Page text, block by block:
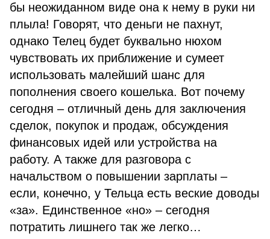
бы неожиданном виде она к нему в руки ни
плыла! Говорят, что деньги не пахнут,
однако Телец будет буквально нюхом
чувствовать их приближение и сумеет
использовать малейший шанс для
пополнения своего кошелька. Вот почему
сегодня – отличный день для заключения
сделок, покупок и продаж, обсуждения
финансовых идей или устройства на
работу. А также для разговора с
начальством о повышении зарплаты –
если, конечно, у Тельца есть веские доводы
«за». Единственное «но» – сегодня
потратить лишнего так же легко…